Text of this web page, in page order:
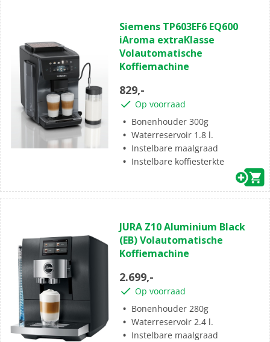
van
de
5
sterren.
Siemens TP603EF6 EQ600
iAroma extraKlasse
Volautomatische
Koffiemachine
829,-
Op voorraad
Bonenhouder 300g
Waterreservoir 1.8 l.
Instelbare maalgraad
Instelbare koffiesterkte
van
de
5
JURA Z10 Aluminium Black
(EB) Volautomatische
Koffiemachine
2.699,-
Op voorraad
Bonenhouder 280g
Waterreservoir 2.4 l.
Instelbare maalgraad